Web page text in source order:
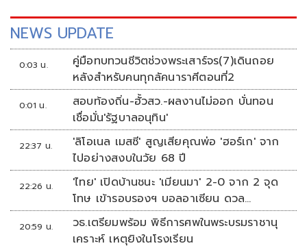
NEWS UPDATE
0:03 น.
คู่มือทบทวนชีวิตช่วงพระเสาร์จร(7)เดินถอย
หลังสำหรับคนทุกลัคนาราศีตอนที่2
0:01 น.
สอบท้องถิ่น-ฮั้วสว.-ผลงานไม่ออก บั่นทอน
เชื่อมั่น'รัฐบาลอนุทิน'
22:37 น.
'ลิโอเนล เมสซี' สูญเสียคุณพ่อ 'ฮอร์เก' จาก
ไปอย่างสงบในวัย 68 ปี
22:26 น.
'ไทย' เปิดบ้านชนะ 'เมียนมา' 2-0 จาก 2 จุด
โทษ เข้ารอบรองฯ บอลอาเซียน ดวล
'สิงคโปร์'
20:59 น.
วธ.เตรียมพร้อม พิธีการศพในพระบรมราชานุ
เคราะห์ เหตุยิงในโรงเรียน